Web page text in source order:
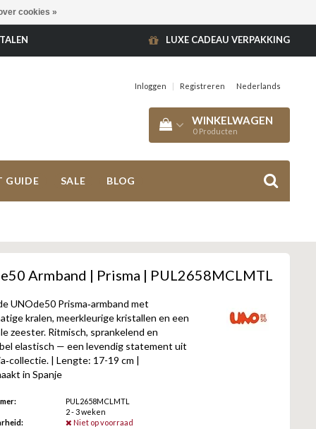
LUXE CADEAU VERPAKKING
Inloggen | Registreren Nederlands
WINKELWAGEN
0 Producten
GUIDE SALE BLOG
Armband | Prisma | PUL2658MCLMTL
UNOde50 Prisma‑armband met
kralen, meerkleurige kristallen en een
zeester. Ritmisch, sprankelend en
elastisch — een levendig statement uit
| Lengte: 17-19 cm |
in Spanje
PUL2658MCLMTL
2 - 3 weken
Niet op voorraad
cookies »